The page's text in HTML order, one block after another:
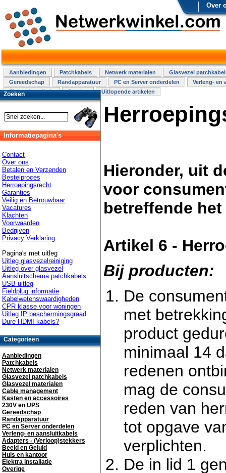
Over
Aanbiedingen Patchkabels Netwerk materialen
Glasvezel
Gereedschap
Randapparatuur PC en Server onderdelen
Verleng- en
Elektra installatie
Overige Uitlopende artikelen
Hieronder, uit
voor
betreffende
Artikel 6 -
Bij producten:
De
met
product
minimaal 14
redenen
mag de
reden van
tot opgave
verplichten.
De in lid 1
Zoeken
Informatiepagina's
Contact
Over ons
Betalen en Verzenden
Bestelproces
Herroepingsrecht
Garanties
Veilig en Betrouwbaar
Vacatures
Klachten
Voorwaarden
Bedrijven
Privacy Verklaring
Pagina's met uitleg
Uitleg glasvezelreiniging
Uitleg over glasvezel
Aansluitschema patchkabels
USB uitleg
Fieldplug informatie
Kabelwetenswaardigheden
CPR klasse voor woningen
Uitleg IP beschermingsgraad
Dure HDMI kabels?
Categorieën
Aanbiedingen
Patchkabels
Netwerk materialen
Glasvezel patchkabels
Glasvezel materialen
Cable management
Kasten en accessoires
230V en UPS
Gereedschap
Randapparatuur
PC en Server onderdelen
Verleng- en aansluitkabels
Adapters - (Verloop)stekkers
Beeld en Geluid
Huis en kantoor
Elektra installatie
Overige